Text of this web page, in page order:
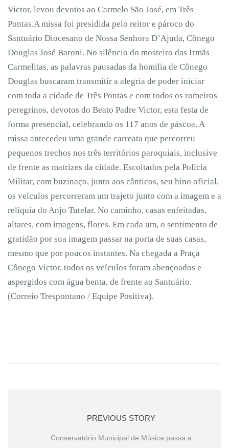
Victor, levou devotos ao Carmelo São José, em Três
Pontas.A missa foi presidida pelo reitor e pároco do
Santuário Diocesano de Nossa Senhora D’Ajuda, Cônego
Douglas José Baroni. No silêncio do mosteiro das Irmãs
Carmelitas, as palavras pausadas da homilia de Cônego
Douglas buscaram transmitir a alegria de poder iniciar
com toda a cidade de Três Pontas e com todos os romeiros
peregrinos, devotos do Beato Padre Victor, esta festa de
forma presencial, celebrando os 117 anos de páscoa. A
missa antecedeu uma grande carreata que percorreu
pequenos trechos nos três territórios paroquiais, inclusive
de frente as matrizes da cidade. Escoltados pela Polícia
Militar, com buzinaço, junto aos cânticos, seu hino oficial,
os veículos percorreram um trajeto junto com a imagem e a
relíquia do Anjo Tutelar. No caminho, casas enfeitadas,
altares, com imagens, flores. Em cada um, o sentimento de
gratidão por sua imagem passar na porta de suas casas,
mesmo que por poucos instantes. Na chegada a Praça
Cônego Victor, todos os veículos foram abençoados e
aspergidos com água benta, de frente ao Santuário.
(Correio Trespontano / Equipe Positiva).
PREVIOUS STORY
Conservatório Municipal de Música passa a